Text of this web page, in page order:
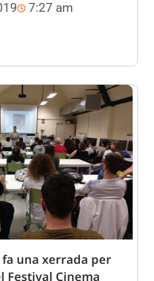
7:27 am
una xerrada per
Festival Cinema